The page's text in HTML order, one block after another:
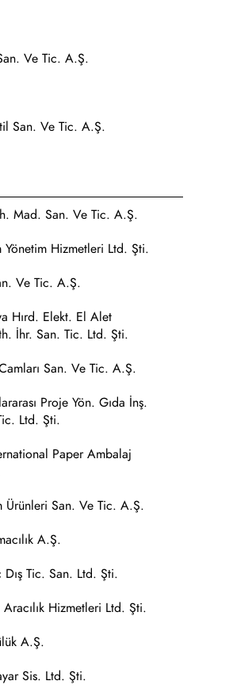
Ve Tic. A.Ş.
San. Ve Tic. A.Ş.
Mad. San. Ve Tic. A.Ş.
Yönetim Hizmetleri Ltd. Şti.
Ve Tic. A.Ş.
Hırd. Elekt. El Alet
İhr. San. Tic. Ltd. Şti.
San. Ve Tic. A.Ş.
Proje Yön. Gıda İnş.
Ltd. Şti.
Paper Ambalaj
Ürünleri San. Ve Tic. A.Ş.
A.Ş.
Dış Tic. San. Ltd. Şti.
Hizmetleri Ltd. Şti.
A.Ş.
Sis. Ltd. Şti.